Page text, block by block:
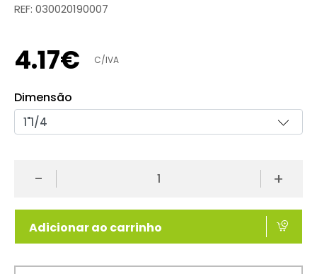
REF: 030020190007
4.17€ C/IVA
Dimensão
- +
Adicionar ao carrinho